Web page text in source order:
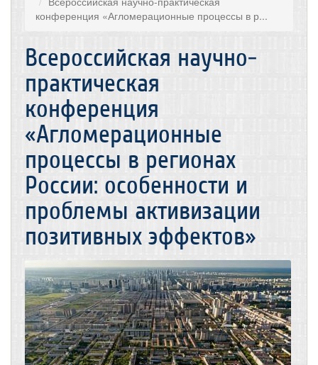
конференция «Агломерационные процессы в р...
Всероссийская научно-
практическая
конференция
«Агломерационные
процессы в регионах
России: особенности и
проблемы активизации
позитивных эффектов»